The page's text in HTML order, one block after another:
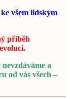
všem lidským
příběh
a
od vás všech –